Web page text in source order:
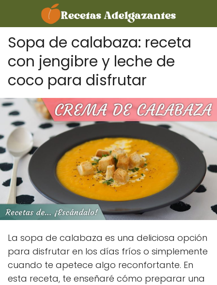
Sopa de calabaza: receta
con jengibre y leche de
coco para disfrutar
La sopa de calabaza es una deliciosa opción
para disfrutar en los días fríos o simplemente
cuando te apetece algo reconfortante. En
esta receta, te enseñaré cómo preparar una